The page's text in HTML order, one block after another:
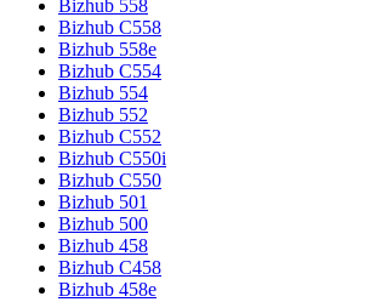
Bizhub 558
Bizhub C558
Bizhub 558e
Bizhub C554
Bizhub 554
Bizhub 552
Bizhub C552
Bizhub C550i
Bizhub C550
Bizhub 501
Bizhub 500
Bizhub 458
Bizhub C458
Bizhub 458e